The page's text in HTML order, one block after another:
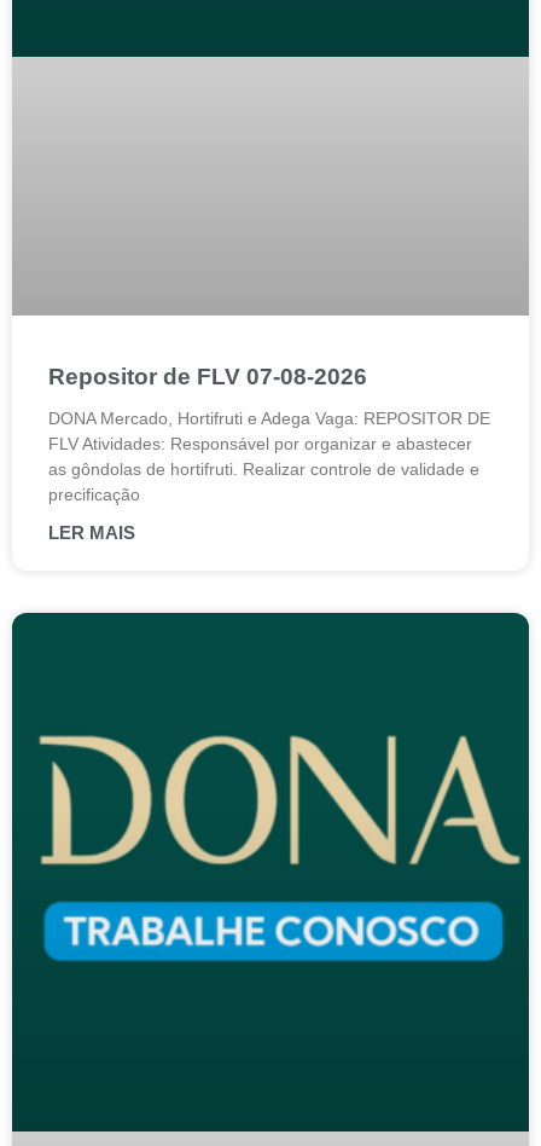
Repositor de FLV 07-08-2026
DONA Mercado, Hortifruti e Adega Vaga: REPOSITOR DE
FLV Atividades: Responsável por organizar e abastecer
as gôndolas de hortifruti. Realizar controle de validade e
precificação
LER MAIS